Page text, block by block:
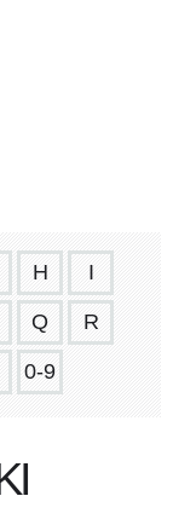
H I
Q R
0-9